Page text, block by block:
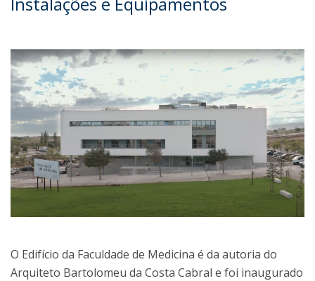
O Edifício da Faculdade de Medicina é da autoria do
Arquiteto Bartolomeu da Costa Cabral e foi inaugurado